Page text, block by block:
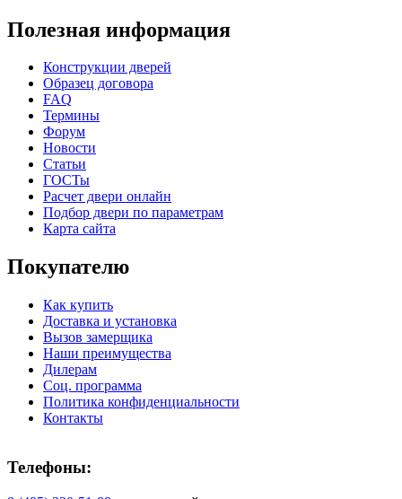
К-37 Н
КНТ
Полезная информация
Конструкции дверей
Образец договора
FAQ
Термины
Форум
Новости
Статьи
ГОСТы
Расчет двери онлайн
Подбор двери по параметрам
Карта сайта
Покупателю
Как купить
Доставка и установка
Вызов замерщика
Наши преимущества
Дилерам
Соц. программа
Политика конфиденциальности
Контакты
Телефоны: